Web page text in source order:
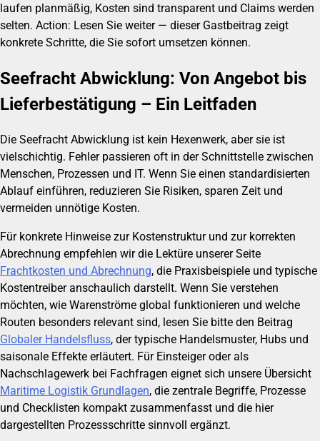
laufen planmäßig, Kosten sind transparent und Claims werden
selten. Action: Lesen Sie weiter — dieser Gastbeitrag zeigt
konkrete Schritte, die Sie sofort umsetzen können.
Seefracht Abwicklung: Von Angebot bis
Lieferbestätigung – Ein Leitfaden
Die Seefracht Abwicklung ist kein Hexenwerk, aber sie ist
vielschichtig. Fehler passieren oft in der Schnittstelle zwischen
Menschen, Prozessen und IT. Wenn Sie einen standardisierten
Ablauf einführen, reduzieren Sie Risiken, sparen Zeit und
vermeiden unnötige Kosten.
Für konkrete Hinweise zur Kostenstruktur und zur korrekten
Abrechnung empfehlen wir die Lektüre unserer Seite
Frachtkosten und Abrechnung, die Praxisbeispiele und typische
Kostentreiber anschaulich darstellt. Wenn Sie verstehen
möchten, wie Warenströme global funktionieren und welche
Routen besonders relevant sind, lesen Sie bitte den Beitrag
Globaler Handelsfluss, der typische Handelsmuster, Hubs und
saisonale Effekte erläutert. Für Einsteiger oder als
Nachschlagewerk bei Fachfragen eignet sich unsere Übersicht
Maritime Logistik Grundlagen, die zentrale Begriffe, Prozesse
und Checklisten kompakt zusammenfasst und die hier
dargestellten Prozessschritte sinnvoll ergänzt.